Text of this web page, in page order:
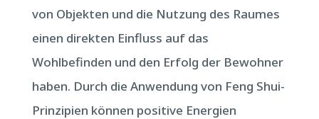
von Objekten und die Nutzung des Raumes
einen direkten Einfluss auf das
Wohlbefinden und den Erfolg der Bewohner
haben. Durch die Anwendung von Feng Shui-
Prinzipien können positive Energien